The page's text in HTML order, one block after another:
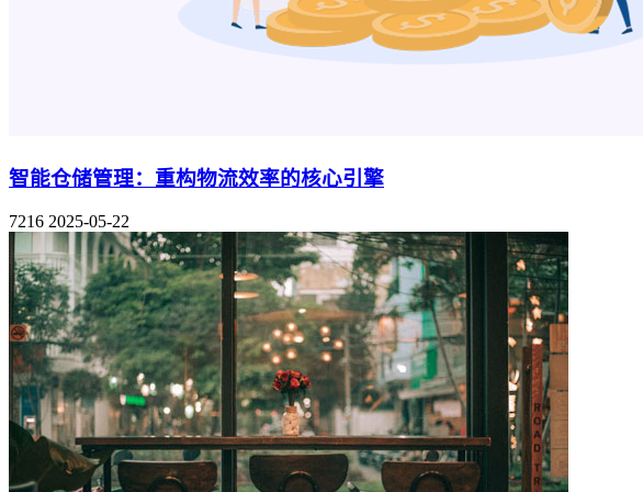
智能仓储管理：重构物流效率的核心引擎
7216 2025-05-22